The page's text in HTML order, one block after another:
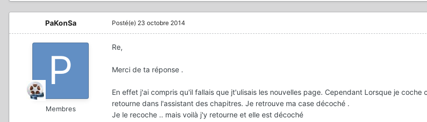
PaKonSa
Membres
Posté(e) 23 octobre 2014
Re,
Merci de ta réponse .
En effet j'ai compris qu'il fallais que jt'ulisais les nouvelles page. Cependant Lorsque je coche
retourne dans l'assistant des chapitres. Je retrouve ma case décoché .
Je le recoche .. mais voilà j'y retourne et elle est décoché